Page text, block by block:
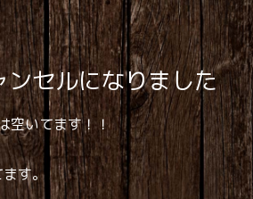
セルになりました
空いてます！！
す。